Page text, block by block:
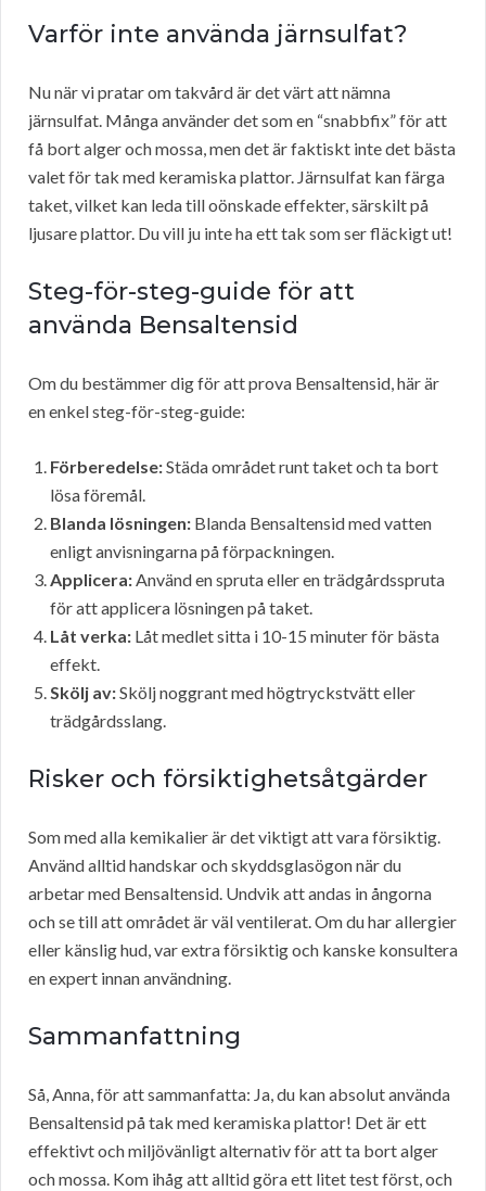
Varför inte använda järnsulfat?
Nu när vi pratar om takvård är det värt att nämna
järnsulfat. Många använder det som en “snabbfix” för att
få bort alger och mossa, men det är faktiskt inte det bästa
valet för tak med keramiska plattor. Järnsulfat kan färga
taket, vilket kan leda till oönskade effekter, särskilt på
ljusare plattor. Du vill ju inte ha ett tak som ser fläckigt ut!
Steg-för-steg-guide för att
använda Bensaltensid
Om du bestämmer dig för att prova Bensaltensid, här är
en enkel steg-för-steg-guide:
Förberedelse:Städa området runt taket och ta bort
lösa föremål.
Blanda lösningen: Blanda Bensaltensid med vatten
enligt anvisningarna på förpackningen.
Applicera:Använd en spruta eller en trädgårdsspruta
för att applicera lösningen på taket.
Låt verka: Låt medlet sitta i 10-15 minuter för bästa
effekt.
Skölj av:Skölj noggrant med högtryckstvätt eller
trädgårdsslang.
Risker och försiktighetsåtgärder
Som med alla kemikalier är det viktigt att vara försiktig.
Använd alltid handskar och skyddsglasögon när du
arbetar med Bensaltensid. Undvik att andas in ångorna
och se till att området är väl ventilerat. Om du har allergier
eller känslig hud, var extra försiktig och kanske konsultera
en expert innan användning.
Sammanfattning
Så, Anna, för att sammanfatta: Ja, du kan absolut använda
Bensaltensid på tak med keramiska plattor! Det är ett
effektivt och miljövänligt alternativ för att ta bort alger
och mossa. Kom ihåg att alltid göra ett litet test först, och